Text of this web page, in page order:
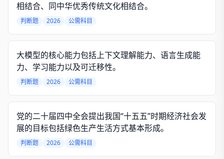
相结合、同中华优秀传统文化相结合。
判断题 2026 公需科目
大模型的核心能力包括上下文理解能力、语言生成能
力、学习能力以及可迁移性。
判断题 2026 公需科目
党的二十届四中全会提出我国“十五五”时期经济社会发
展的目标包括绿色生产生活方式基本形成。
判断题 2026 公需科目